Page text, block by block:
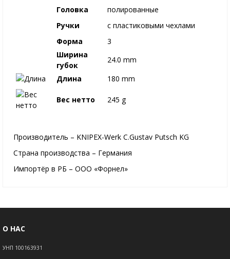
Головка
полированные
Ручки
с пластиковыми чехлами
Форма
3
Ширина
губок
24.0 mm
Длина
180 mm
Вес нетто 245 g
Производитель – KNIPEX-Werk C.Gustav Putsch KG
Страна производства – Германия
Импортёр в РБ – ООО «Форнел»
О НАС
УНП 100163931